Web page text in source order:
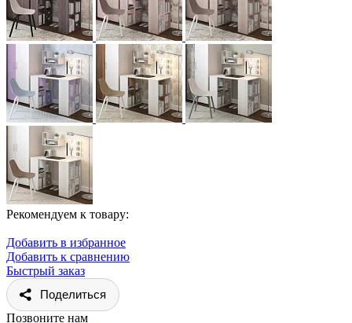
Рекомендуем к товару:
Добавить в избранное
Добавить к сравнению
Быстрый заказ
Поделиться
Позвоните нам